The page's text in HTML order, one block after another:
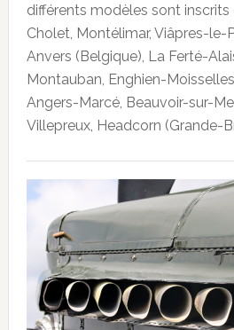
différents modèles sont
Cholet, Montélimar, Viâpres-le-
Anvers (Belgique), La Ferté-
Montauban, Enghien-
Angers-Marcé, Beauvoir-sur-
Villepreux, Headcorn (Grande-